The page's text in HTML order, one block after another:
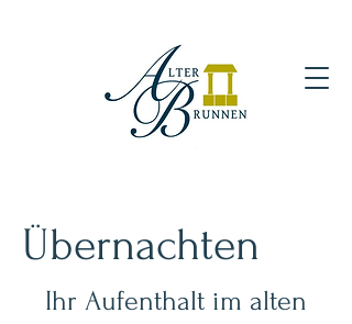
Übernachten
Ihr Aufenthalt im alten